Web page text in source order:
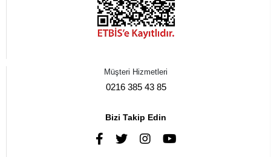
Müşteri Hizmetleri
0216 385 43 85
Bizi Takip Edin